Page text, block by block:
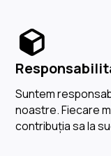
Suntem
noastre. Fiecare
contribuția sa la